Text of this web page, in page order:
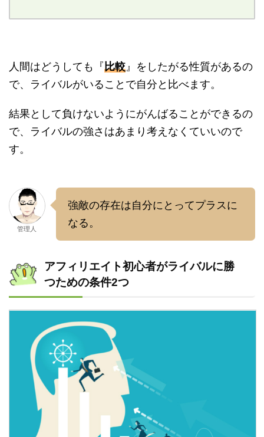
人間はどうしても『比較 』をしたがる性質があるの
で、ライバルがいることで自分と比べます。
結果として負けないようにがんばることができるの
で、ライバルの強さはあまり考えなくていいので
す。
管理人
強敵の存在は自分にとってプラスに
なる。
アフィリエイト初心者がライバルに勝
つための条件2つ